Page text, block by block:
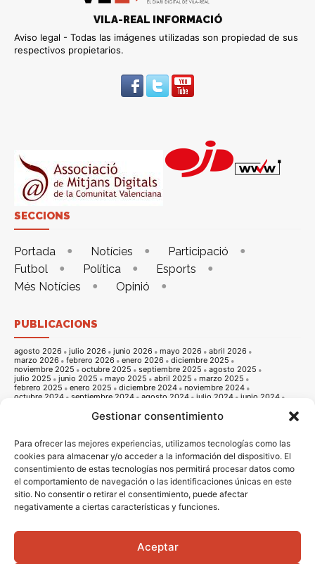
Gestionar consentimiento
Para ofrecer las mejores experiencias, utilizamos tecnologías como las
cookies para almacenar y/o acceder a la información del dispositivo. El
consentimiento de estas tecnologías nos permitirá procesar datos como
el comportamiento de navegación o las identificaciones únicas en este
sitio. No consentir o retirar el consentimiento, puede afectar
negativamente a ciertas características y funciones.
Aceptar
VILA-REAL INFORMACIÓ
Aviso legal - Todas las imágenes utilizadas son propiedad de sus
respectivos propietarios.
SECCIONS
Portada Notícies
Participació
Futbol
Política
Esports
Més Notícies
Opinió
PUBLICACIONS
agosto 2026 julio 2026 junio 2026 mayo 2026
abril 2026
marzo 2026
febrero 2026 enero 2026
diciembre 2025
noviembre 2025
octubre 2025 septiembre 2025
agosto 2025
julio 2025
junio 2025 mayo 2025 abril 2025
marzo 2025
febrero 2025
enero 2025 diciembre 2024
noviembre 2024
octubre 2024
septiembre 2024 agosto 2024 julio 2024
junio 2024
noviembre 2023 octubre 2023
septiembre 2023
julio 2023 junio 2023 mayo 2023
abril 2023
noviembre 2022
octubre 2022 septiembre 2022
agosto 2022
julio 2022
junio 2022 mayo 2022 abril 2022
marzo 2022
febrero 2022
enero 2022 diciembre 2021
noviembre 2021
octubre 2021
septiembre 2021 agosto 2021 julio 2021
junio 2021
mayo 2021
abril 2021 marzo 2021 febrero 2021
enero 2021
diciembre 2020
noviembre 2020 octubre 2020
septiembre 2020
agosto 2020
julio 2020 junio 2020 mayo 2020
abril 2020
marzo 2020
febrero 2020 enero 2020 diciembre 2019
octubre 2019
agosto 2019
diciembre 2018
noviembre 2018 octubre 2018
septiembre 2018
junio 2018 mayo 2018
diciembre 2017
septiembre 2017